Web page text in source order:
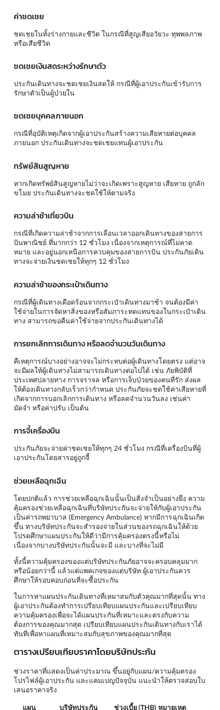
ค่าชดเชย
ชดเชยในทั้งร่างกายและชีวิต ในกรณีที่สูญเสียอวัยวะ ทุพพลภาพ
หรือเสียชีวิต
ชดเชยเงินสดระหว่างรักษาตัว
ประกันเดินทางจะชดเชยเงินสดให้ กรณีที่ผู้เอาประกันเข้ารับการ
รักษาตัวเป็นผู้ป่วยใน
ชดเชยบุคคลภายนอก
กรณีที่อุบัติเหตุเกิดจากผู้เอาประกันสร้างความเสียหายต่อบุคคล
ภายนอก ประกันเดินทางจะชดเชยแทนผู้เอาประกัน
ทรัพย์สินสูญหาย
หากเกิดทรัพย์สินสูญหายไม่ว่าจะเกิดเพราะสูญหาย เสียหาย ถูกลัก
ขโมย ประกันเดินทางจะชดใช้ให้ตามจริง
ความล่าช้าเที่ยวบิน
กรณีที่เกิดความล่าช้าจากการเลื่อนเวลาออกเดินทางของสายการ
บินพาณิชย์ ที่มากกว่า 12 ชั่วโมง เนื่องจากเหตุการณ์ที่ไม่คาด
หมาย และอยู่นอกเหนือการควบคุมของสายการบิน ประกันภัยเดิน
ทางจะจ่ายเงินชดเชยให้ทุกๆ 12 ชั่วโมง
ความล่าช้าของกระเป๋าเดินทาง
กรณีที่ผู้เดินทางเดือดร้อนจากกระเป๋าเดินทางมาช้า จนต้องมีค่า
ใช้จ่ายในการจัดหาสิ่งของหรือสัมภาระทดแทนของในกระเป๋าเดิน
ทาง สามารถขอคืนค่าใช้จ่ายจากประกันเดินทางได้
การยกเลิกการเดินทาง หรือลดจำนวนวันเดินทาง
คืเหตุการณ์บางอย่างอาจจะไม่กระทบต่อผู้เดินทางโดยตรง แต่อาจ
จะมีผลให้ผู้เดินทางไม่สามารถเดินทางต่อไปได้ เช่น ภัยพิบัติที่
ประเทศปลายทาง การจราจล หรือการเจ็บป่วยของคนที่รัก ส่งผล
ให้ต้องเดินทางกลับเร็วกว่ากำหนด ประกันภัยจะชดใช้ค่าเสียหายที่
เกิดจากการบอกเลิกการเดินทาง หรือลดจำนวนวันลง เช่นค่า
มัดจำ หรือค่าปรับ เป็นต้น
การจี้เครื่องบิน
ประกันภัยจะจ่ายค่าชดเชยให้ทุกๆ 24 ชั่วโมง กรณีที่เครื่องบินที่ผู้
เอาประกันโดยสารอยู่ถูกจี้
ช่วยเหลือฉุกเฉิน
โดยปกติแล้ว การช่วยเหลือฉุกเฉินนั้นเป็นสิ่งจำเป็นอย่างยึง ความ
คุ้มครองช่วยเหลือฉุกเฉินที่บริษัทประกันจะจ่ายให้กับผู้เอาประกัน
เป็นค่ารถพยาบาล (Emergency Ambulance) หากมีการฉุกเฉินเกิด
ขึ้น ทางบริษัทประกันจะสำรองจ่ายในส่วนของรถฉุกเฉินให้ด้วย
โปรดศึกษาแผนประกันให้ดีว่ามีการคุ้มครองตรงนี้หรือไม่
เนื่องจากบางบริษัทประกันนั้นจะมี และบางที่จะไม่มี
ทั้งนี้ความคุ้มครองของแต่บริษัทประกันภัยอาจจะครอบคลุมมาก
หรือน้อยกว่านี้ แล้วแต่แพคเกจของแต่บริษัท ผู้เอาประกันควร
ศึกษาให้รอบคอบก่อนที่จะซื้อประกัน
ในการหาแผนประกันเดินทางที่เหมาสมกับตัวคุณมากที่สุดนั้น ทาง
ผู้เอาประกันต้องทำการเปรียบเทียบแผนประกันและเปรียบเทียบ
ความคุ้มครองเพื่อจะได้แผนประกันที่เหมาะและตรงกับความ
ต้องการของคุณมากสุด เปรียบเทียบแผนประกันเดินทางกับเราได้
ทันทีเพื่อหาแผนที่เหมาะสมกับสุขภาพของคุณมากที่สุด
ตารางเปรียบเทียบราคาโดยบริษัทประกัน
ช่วงราคาที่แสดงเป็นค่าประมาณ ขึ้นอยู่กับแผน/ความคุ้มครอง
โปรไฟล์ผู้เอาประกัน และแคมเปญปัจจุบัน แนะนำให้ตรวจสอบใบ
เสนอราคาจริง
แผน บริษัทประกัน ช่วงเบี้ย (THB) หมายเหตุ